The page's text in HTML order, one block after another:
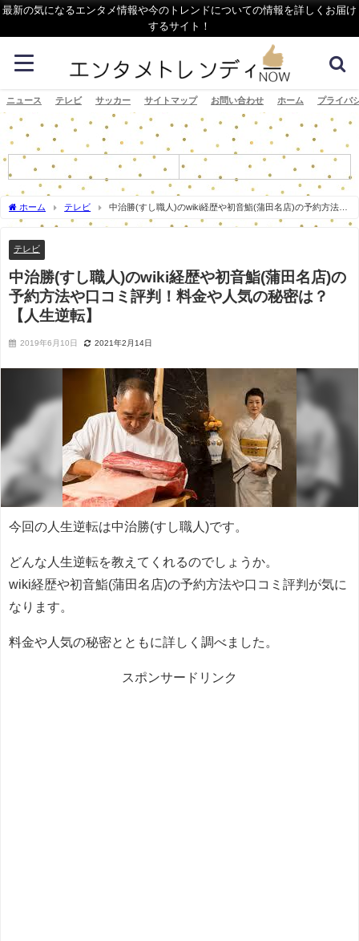
最新の気になるエンタメ情報や今のトレンドについての情報を詳しくお届け
するサイト！
ニュース テレビ サッカー サイトマップ お問い合わせ ホーム プライバ
ホーム テレビ
中治勝(すし職人)のwiki経歴や初音鮨(蒲田名店)の予約方法や
口コミ評判！料金や人気の秘密は？【人生逆転】
テレビ
中治勝(すし職人)のwiki経歴や初音鮨(蒲田名店)の
予約方法や口コミ評判！料金や人気の秘密は？
【人生逆転】
2019年6月10日 2021年2月14日
今回の人生逆転は中治勝(すし職人)です。
どんな人生逆転を教えてくれるのでしょうか。
wiki経歴や初音鮨(蒲田名店)の予約方法や口コミ評判が気に
なります。
料金や人気の秘密とともに詳しく調べました。
スポンサードリンク